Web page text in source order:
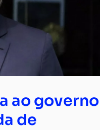
ao governo
de